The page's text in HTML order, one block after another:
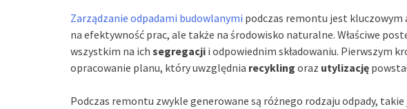
Zarządzanie odpadami budowlanymi podczas remontu jest
na efektywność prac, ale także na środowisko naturalne. Właściwe
wszystkim na ich segregacji i odpowiednim składowaniu. Pierwszym
opracowanie planu, który uwzględnia recykling oraz utylizację
Podczas remontu zwykle generowane są różnego rodzaju odpady,